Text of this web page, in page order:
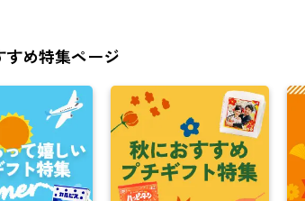
すめ特集ページ